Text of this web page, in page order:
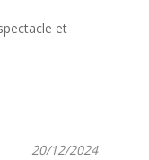
et
20/12/2024